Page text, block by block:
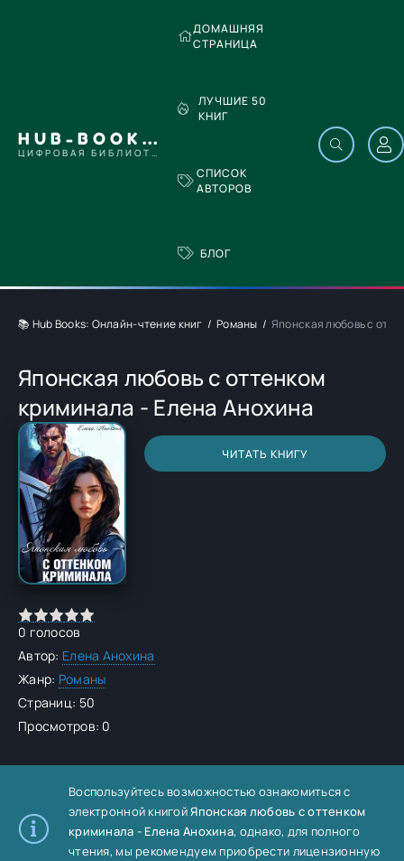
HUB-BOOKS.COM
ЦИФРОВАЯ БИБЛИОТЕКА
ДОМАШНЯЯ
СТРАНИЦА
ЛУЧШИЕ 50
КНИГ
СПИСОК
АВТОРОВ
БЛОГ
📚 Hub Books: Онлайн-чтение книг Романы Японская любовь с
Японская любовь с оттенком
криминала - Елена Анохина
ЧИТАТЬ КНИГУ
0 голосов
Автор: Елена Анохина
Жанр: Романы
Страниц: 50
Просмотров: 0
Воспользуйтесь возможностью ознакомиться с
электронной книгойЯпонская любовь с оттенком
криминала - Елена Анохина, однако, для полного
чтения, мы рекомендуем приобрести лицензионную